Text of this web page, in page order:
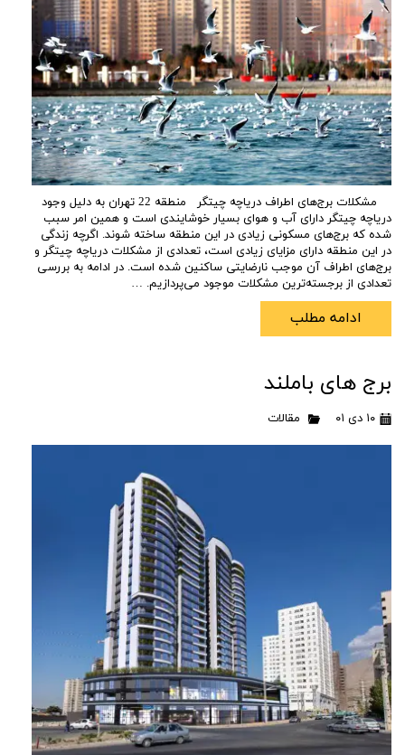
مشکلات برج‌های اطراف دریاچه چیتگر منطقه 22 تهران به دلیل وجود
دریاچه چیتگر دارای آب و هوای بسیار خوشایندی است و همین امر سبب
شده که برج‌های مسکونی زیادی در این منطقه ساخته شوند. اگرچه زندگی
در این منطقه دارای مزایای زیادی است، تعدادی از مشکلات دریاچه چیتگر و
برج‌های اطراف آن موجب نارضایتی ساکنین شده است. در ادامه به بررسی
تعدادی از برجسته‌ترین مشکلات موجود می‌پردازیم. …
ادامه مطلب
برج های باملند
۱۰ دی ۰۱ مقالات